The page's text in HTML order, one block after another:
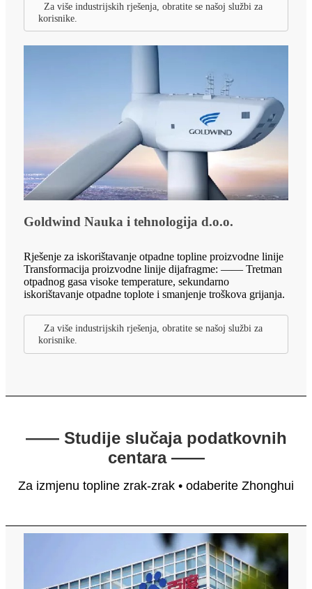
Za više industrijskih rješenja, obratite se našoj službi za
korisnike.
Goldwind Nauka i tehnologija d.o.o.
Rješenje za iskorištavanje otpadne topline proizvodne linije
Transformacija proizvodne linije dijafragme: —— Tretman
otpadnog gasa visoke temperature, sekundarno
iskorištavanje otpadne toplote i smanjenje troškova grijanja.
Za više industrijskih rješenja, obratite se našoj službi za
korisnike.
—— Studije slučaja podatkovnih
centara ——
Za izmjenu topline zrak-zrak • odaberite Zhonghui